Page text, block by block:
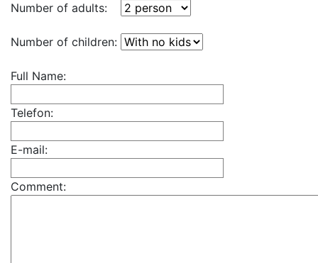
Number of adults:
Number of children:
Full Name:
Telefon:
E-mail:
Comment: